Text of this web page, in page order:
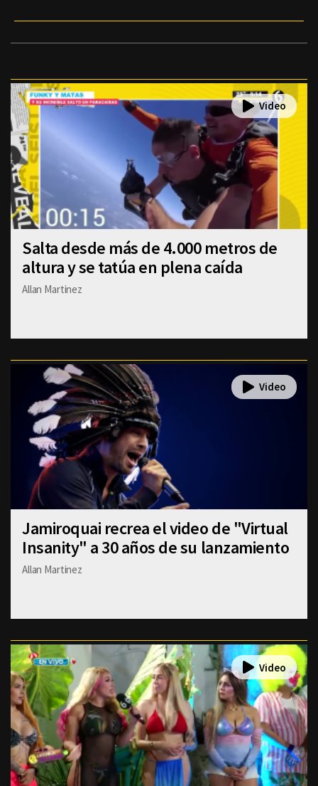
Salta desde más de 4.000 metros de
altura y se tatúa en plena caída
Allan Martinez
Jamiroquai recrea el video de "Virtual
Insanity" a 30 años de su lanzamiento
Allan Martinez